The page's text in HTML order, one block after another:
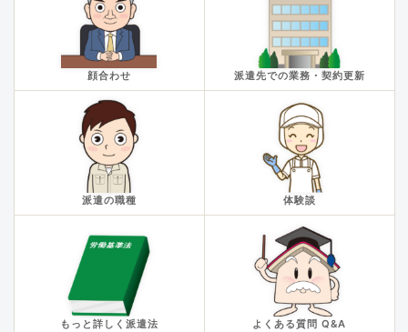
顔合わせ 派遣先での業務・契約更新
派遣の職種 体験談
もっと詳しく派遣法 よくある質問 Q&A